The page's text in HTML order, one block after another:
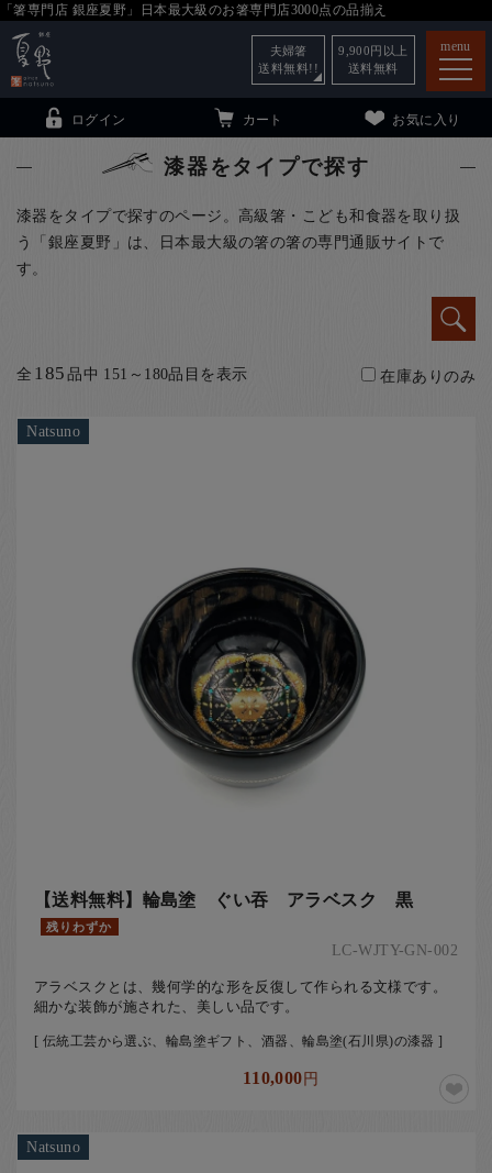
「箸専門店 銀座夏野」日本最大級のお箸専門店3000点の品揃え
menu
こども和食器 小夏について
ご利用ガイド
ログイン カート お気に入り
夫婦箸
送料無料!!
9,900 円以上
送料無料
漆器をタイプで探す
漆器をタイプで探すのページ。高級箸・こども和食器を取り扱
う「銀座夏野」は、日本最大級の箸の箸の専門通販サイトで
す。
全 185品中 151～180品目を表示 在庫ありのみ
Natsuno
【送料無料】輪島塗 ぐい吞 アラベスク 黒
残りわずか
LC-WJTY-GN-002
アラベスクとは、幾何学的な形を反復して作られる文様です。
細かな装飾が施された、美しい品です。
[ 伝統工芸から選ぶ、輪島塗ギフト、酒器、輪島塗(石川県)の漆器 ]
110,000円
Natsuno